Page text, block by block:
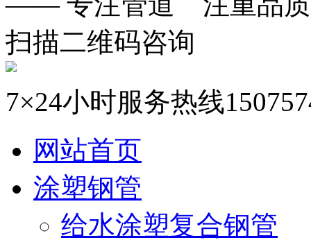
扫描二维码咨询
7×24小时服务热线
网站首页
涂塑钢管
给水涂塑复合钢管